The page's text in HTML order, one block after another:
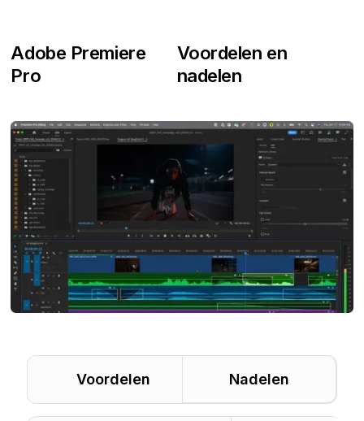
Adobe Premiere
Pro
Voordelen en
nadelen
Voordelen Nadelen